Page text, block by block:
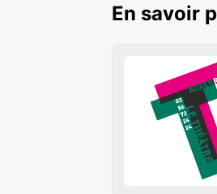
En savoir